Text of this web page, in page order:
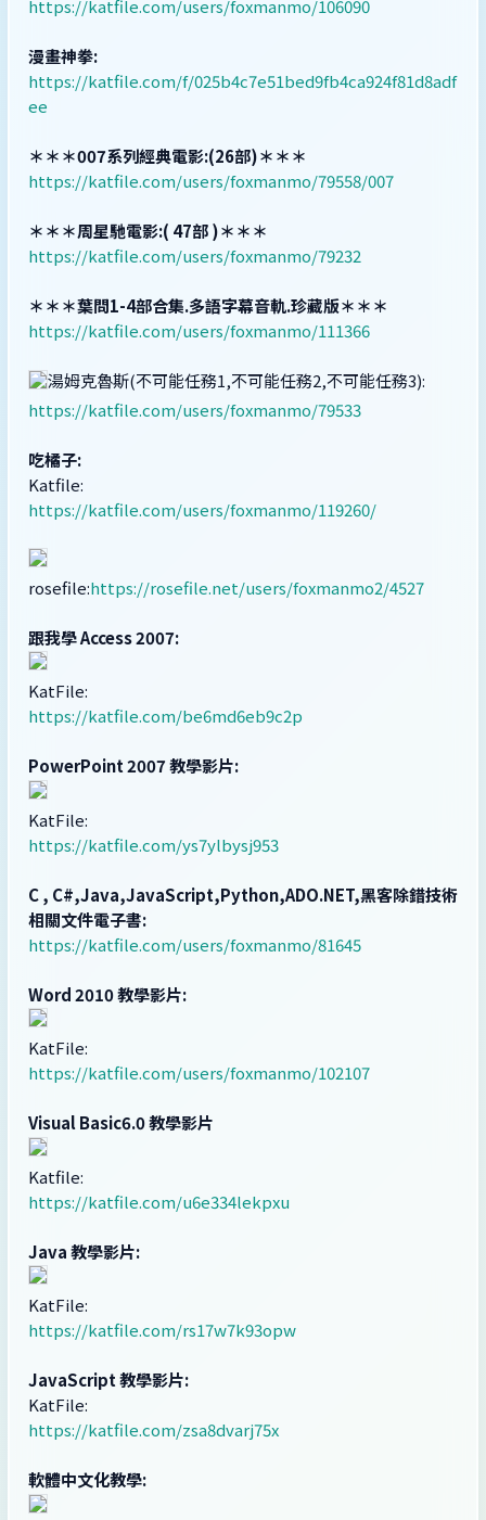
https://katfile.com/users/foxmanmo/106090
漫畫神拳:
https://katfile.com/f/025b4c7e51bed9fb4ca924f81d8adf
ee
＊＊＊007系列經典電影:(26部)＊＊＊
https://katfile.com/users/foxmanmo/79558/007
＊＊＊周星馳電影:( 47部 )＊＊＊
https://katfile.com/users/foxmanmo/79232
＊＊＊葉問1-4部合集.多語字幕音軌.珍藏版＊＊＊
https://katfile.com/users/foxmanmo/111366
湯姆克魯斯(不可能任務1,不可能任務2,不可能任務3):
https://katfile.com/users/foxmanmo/79533
吃橘子:
Katfile:
https://katfile.com/users/foxmanmo/119260/
rosefile:https://rosefile.net/users/foxmanmo2/4527
跟我學 Access 2007:
KatFile:
https://katfile.com/be6md6eb9c2p
PowerPoint 2007 教學影片:
KatFile:
https://katfile.com/ys7ylbysj953
C , C#,Java,JavaScript,Python,ADO.NET,黑客除錯技術
相關文件電子書:
https://katfile.com/users/foxmanmo/81645
Word 2010 教學影片:
KatFile:
https://katfile.com/users/foxmanmo/102107
Visual Basic6.0 教學影片
Katfile:
https://katfile.com/u6e334lekpxu
Java 教學影片:
KatFile:
https://katfile.com/rs17w7k93opw
JavaScript 教學影片:
KatFile:
https://katfile.com/zsa8dvarj75x
軟體中文化教學: